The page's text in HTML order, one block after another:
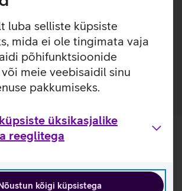
luba selliste küpsiste
mida ei ole tingimata vaja
põhifunktsioonide
meie veebisaidil sinu
pakkumiseks.
üksikasjalike
reeglitega
kõigi küpsistega
3 Active kellarihm on mugav ja püsib
tagades alati päevase aktiivsuse ja
on valmistatud mugavast
materjalist, mis on vastupidav ning